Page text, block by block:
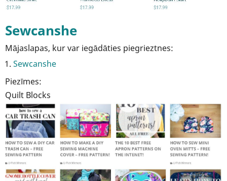
Sewcanshe
Mājaslapas, kur var iegādāties piegrieztnes:
Sewcanshe
Piezīmes:
Quilt Blocks